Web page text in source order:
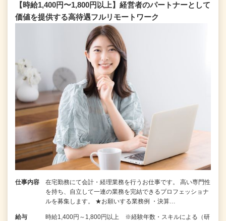
【時給1,400円〜1,800円以上】経営者のパートナーとして
価値を提供する⾼待遇フルリモートワーク
仕事内容
在宅勤務にて会計・経理業務を行うお仕事です。 高い専門性
を持ち、自立して一連の業務を完結できるプロフェッショナ
ルを募集します。 ★お願いする業務例 ・決算…
給与
時給1,400円～1,800円以上 ※経験年数・スキルによる（研